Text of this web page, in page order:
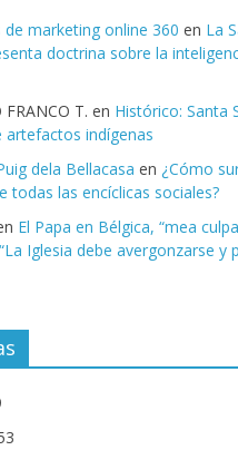
de marketing online 360 en La
doctrina sobre la
FRANCO T. en Histórico: Santa
artefactos indígenas
dela Bellacasa en ¿Cómo
todas las encíclicas sociales?
El Papa en Bélgica, “mea
Iglesia debe avergonzarse y